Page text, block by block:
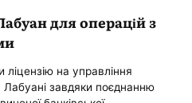
для операцій з
ліцензію на управління
завдяки поєднанню